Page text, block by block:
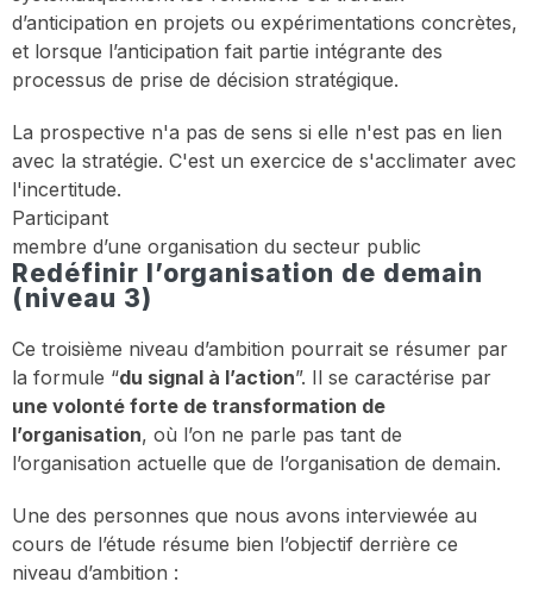
d’anticipation en projets ou expérimentations concrètes,
et lorsque l’anticipation fait partie intégrante des
processus de prise de décision stratégique.
La prospective n'a pas de sens si elle n'est pas en lien
avec la stratégie. C'est un exercice de s'acclimater avec
l'incertitude.
Participant
membre d’une organisation du secteur public
Redéfinir l’organisation de demain
(niveau 3)
Ce troisième niveau d’ambition pourrait se résumer par
la formule “du signal à l’action”. Il se caractérise par
une volonté forte de transformation de
l’organisation, où l’on ne parle pas tant de
l’organisation actuelle que de l’organisation de demain.
Une des personnes que nous avons interviewée au
cours de l’étude résume bien l’objectif derrière ce
niveau d’ambition :